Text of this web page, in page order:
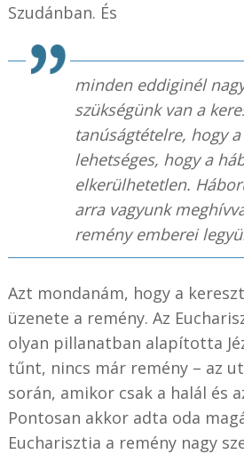
Szudánban. És
minden eddiginél
szükségünk van a
tanúságtételre, hogy
lehetséges, hogy a
elkerülhetetlen.
arra vagyunk
remény emberei
Azt mondanám, hogy a
üzenete a remény. Az
olyan pillanatban alapította
tűnt, nincs már remény – az
során, amikor csak a halál és
Pontosan akkor adta oda
Eucharisztia a remény nagy